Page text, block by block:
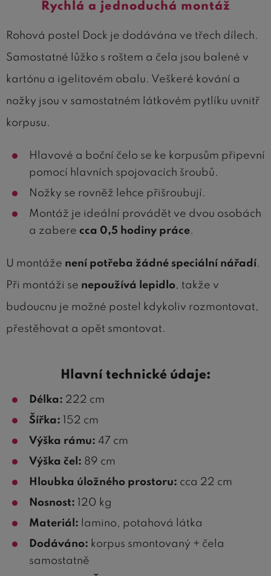
Rychlá a jednoduchá montáž
Rohová postel Dock je dodávána ve třech dílech.
Samostatné lůžko s roštem a čela jsou balené v
kartónu a igelitovém obalu. Veškeré kování a
nožky jsou v samostatném látkovém pytlíku uvnitř
korpusu.
Hlavové a boční čelo se ke korpusům připevní
pomocí hlavních spojovacích šroubů.
Nožky se rovněž lehce přišroubují.
Montáž je ideální provádět ve dvou osobách
a zabere cca 0,5 hodiny práce.
U montáže není potřeba žádné speciální nářadí
Při montáži se nepoužívá lepidlo , takže v
budoucnu je možné postel kdykoliv rozmontovat,
přestěhovat a opět smontovat.
Hlavní technické údaje:
Délka: 222 cm
Šířka: 152 cm
Výška rámu: 47 cm
Výška čel: 89 cm
Hloubka úložného prostoru: cca 22 cm
Nosnost: 120 kg
Materiál: lamino, potahová látka
Dodáváno: korpus smontovaný + čela
samostatně